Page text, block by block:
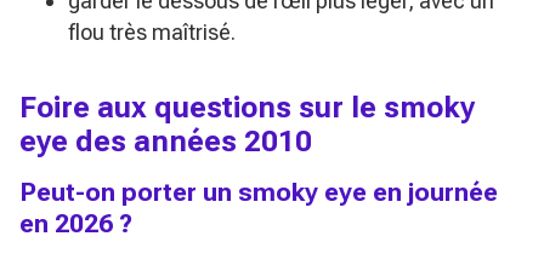
flou très maîtrisé.
Foire aux questions sur le smoky
eye des années 2010
Peut-on porter un smoky eye en journée
en 2026 ?